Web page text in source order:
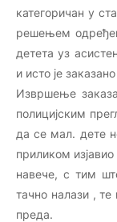
категоричан у
решењем
детета уз
и исто је
Извршење
полицијским
да се мал. дете
приликом
навече, с тим
тачно налази ,
преда.